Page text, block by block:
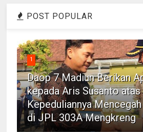
POST POPULAR
1
Daop 7 Madiun Berikan
kepada Aris Susanto atas
Kepeduliannya
di JPL 303A Mengkreng